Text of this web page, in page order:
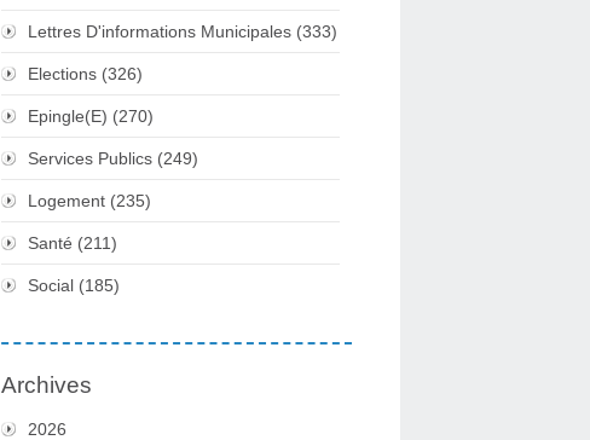
Lettres D'informations Municipales (333)
Elections (326)
Epingle(e) (270)
Services Publics (249)
Logement (235)
Santé (211)
Social (185)
Archives
2026